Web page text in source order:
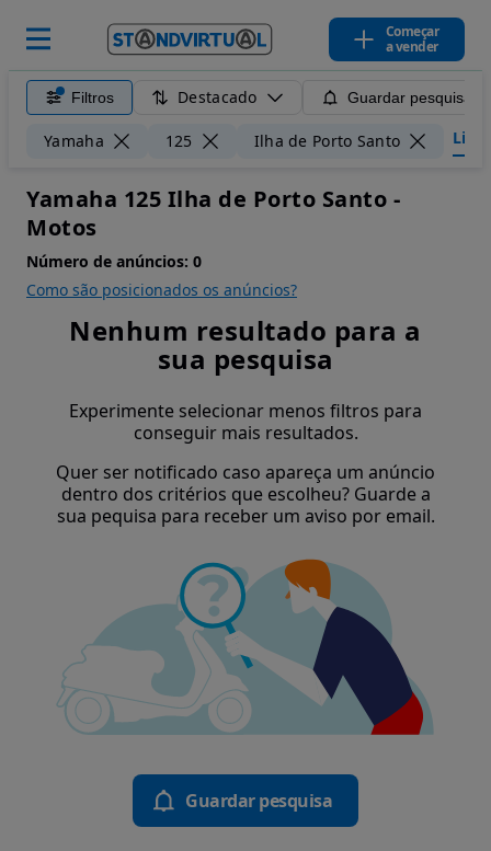
Começar
a vender
Filtros Destacado Guardar pesquisa
Yamaha 125 Ilha de Porto Santo
Yamaha 125 Ilha de Porto Santo -
Motos
Número de anúncios: 0
Como são posicionados os anúncios?
Nenhum resultado para a
sua pesquisa
Experimente selecionar menos filtros para
conseguir mais resultados.
Quer ser notificado caso apareça um anúncio
dentro dos critérios que escolheu? Guarde a
sua pequisa para receber um aviso por email.
Guardar pesquisa